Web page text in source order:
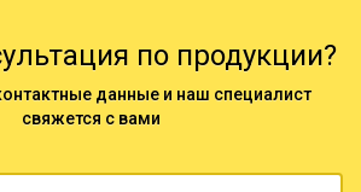
по продукции?
данные и наш специалист
свяжется с вами